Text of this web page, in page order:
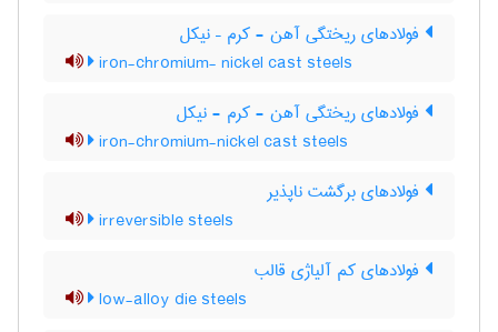
فولادهای ریختگی آهن - کرم – نیکل
iron-chromium- nickel cast steels
فولادهای ریختگی آهن - کرم - نیکل
iron-chromium-nickel cast steels
فولادهای برگشت ناپذیر
irreversible steels
فولادهای کم آلیاژی قالب
low-alloy die steels